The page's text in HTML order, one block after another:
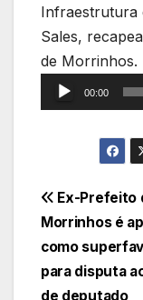
Infraestrutura
Sales,
de Morrinhos.
00:00
de
Post
Ex-Prefeito
Morrinhos é
como
para disputa
de deputado